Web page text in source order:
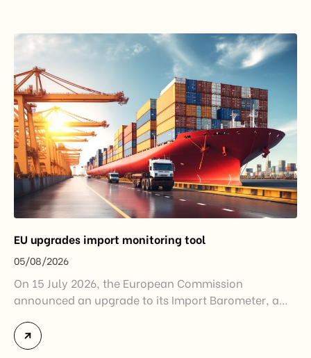
reducing logistics costs to improve the
EU upgrades import monitoring tool
05/08/2026
On 15 July 2026, the European Commission
announced an upgrade to its Import Barometer, a
monitor import trends across the European Union.
While the update does not introduce new tariffs or